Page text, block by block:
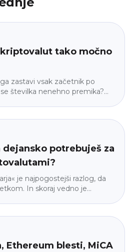
tako močno
zastavi vsak začetnik po
številka nenehno premika?
Brez žargona, brez napovedi, le
deluje.
potrebuješ za
je najpogostejši razlog, da
In skoraj vedno je
in kako izračunati znesek, pri
spal. Brez žargona, brez
Ethereum blesti, MiCA